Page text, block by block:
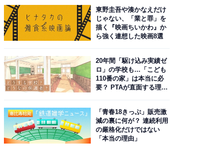
東野圭吾や湊かなえだけ
じゃない、「業と罪」を
描く『映画ちいかわ』か
ら強く連想した映画8選
20年間「駆け込み実績ゼ
ロ」の学校も…「こども
110番の家」は本当に必
要？ PTAが直面する理想
「青春18きっぷ」販売激
減の裏に何が？ 連続利用
の厳格化だけではない
「本当の理由」